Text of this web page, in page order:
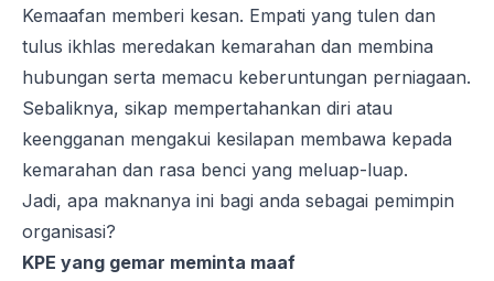
Kemaafan memberi kesan. Empati yang tulen dan
tulus ikhlas meredakan kemarahan dan membina
hubungan serta memacu keberuntungan perniagaan.
Sebaliknya, sikap mempertahankan diri atau
keengganan mengakui kesilapan membawa kepada
kemarahan dan rasa benci yang meluap-luap.
Jadi, apa maknanya ini bagi anda sebagai pemimpin
organisasi?
KPE yang gemar meminta maaf